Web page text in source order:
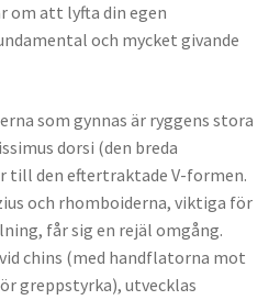
om att lyfta din egen
och mycket givande
som gynnas är ryggens stora
dorsi (den breda
till den eftertraktade V-formen.
och rhomboiderna, viktiga för
får sig en rejäl omgång.
chins (med handflatorna mot
greppstyrka), utvecklas